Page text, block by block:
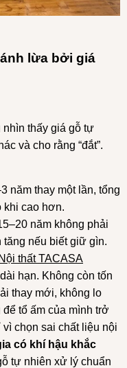
lừa bởi giá
thấy giá gỗ tự
và cho rằng “đắt”.
năm thay một lần, tổng
khi cao hơn.
năm không phải
tăng nếu biết giữ gìn.
thất TACASA
hạn. Không còn tốn
thay mới, không lo
tổ ấm của mình trở
chọn sai chất liệu nội
có khí hậu khắc
tự nhiên xử lý chuẩn